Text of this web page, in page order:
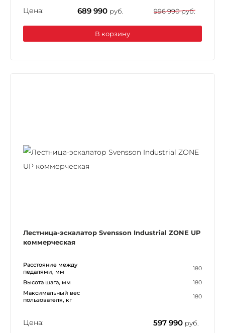
Цена: 689 990 руб. 996 990 руб.
В корзину
Лестница-эскалатор Svensson Industrial ZONE UP
коммерческая
Расстояние между
педалями, мм
180
Высота шага, мм
180
Максимальный вес
пользователя, кг
180
Цена: 597 990 руб.